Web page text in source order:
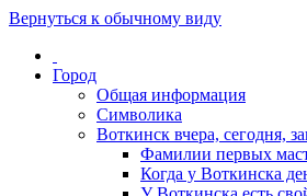
Вернуться к обычному виду
Город
Общая информация
Символика
Воткинск вчера, сегодня,
Фамилии первых
Когда у Воткинска